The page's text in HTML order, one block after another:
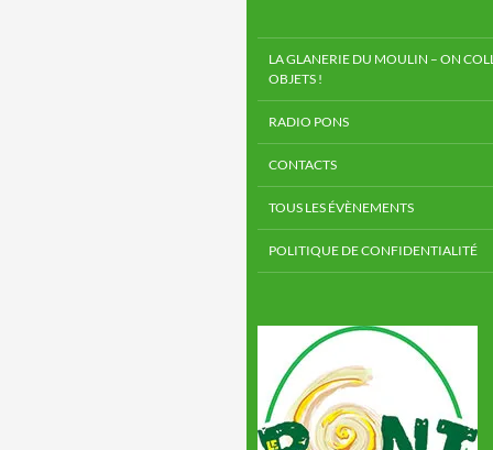
LA GLANERIE DU MOULIN – ON
OBJETS !
RADIO PONS
CONTACTS
TOUS LES ÉVÈNEMENTS
POLITIQUE DE CONFIDENTIALITÉ